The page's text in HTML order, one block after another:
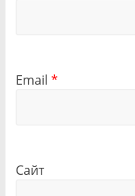
Email *
Сайт